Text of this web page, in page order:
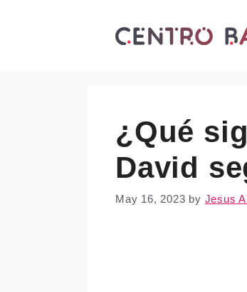
¿Qué
David
May 16, 2023 by Jesus